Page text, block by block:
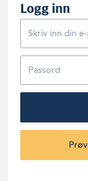
Logg inn